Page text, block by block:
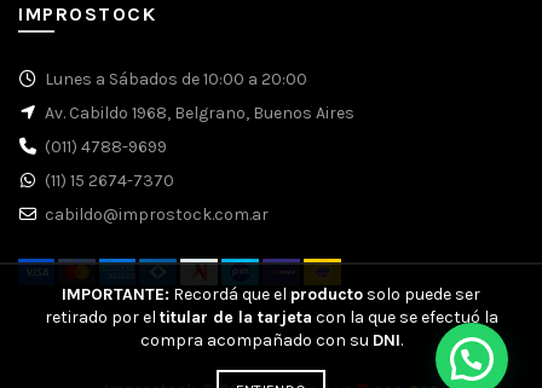
IMPROSTOCK
Lunes a Sábados de 10:00 a 20:00
Av. Cabildo 1968, Belgrano, Buenos Aires
(011) 4788-9699
(11) 15 2674-7370
cabildo@improstock.com.ar
IMPORTANTE: Recordá que el producto solo puede ser
retirado por el titular de la tarjeta con la que se efectuó la
compra acompañado con su DNI.